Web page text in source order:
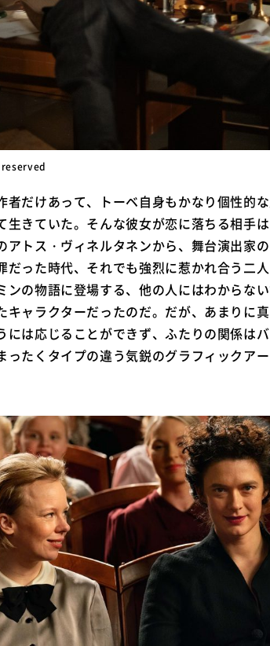
だけあって、トーベ自身もかなり個性的
生きていた。そんな彼女が恋に落ちる相手
アトス・ヴィネルタネンから、舞台演出家
だった時代、それでも強烈に惹かれ合う二
の物語に登場する、他の人にはわからな
キャラクターだったのだ。だが、あまりに
には応じることができず、ふたりの関係は
ったくタイプの違う気鋭のグラフィックア